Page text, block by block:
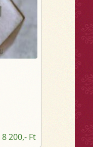
8 200,- Ft